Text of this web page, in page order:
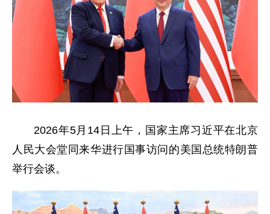
2026年5月14日上午，国家主席习近平在北京
人民大会堂同来华进行国事访问的美国总统特朗普
举行会谈。